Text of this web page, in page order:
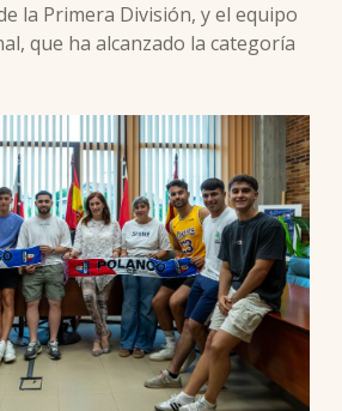
la Primera División, y el equipo
que ha alcanzado la categoría